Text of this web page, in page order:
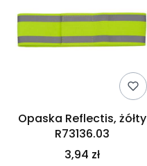
Opaska Reflectis, żółty
R73136.03
3,94 zł